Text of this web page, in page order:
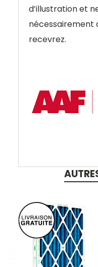
d’illustration et
nécessairement
recevrez.